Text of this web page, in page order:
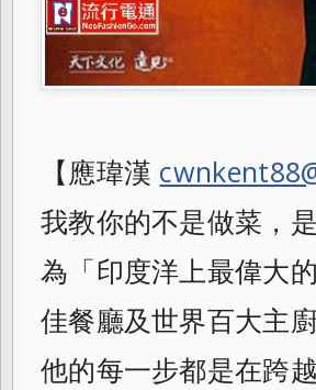
【應瑋漢
我教你的不是做菜，
為「印度洋上最偉大
佳餐廳及世界百大主
他的每一步都是在跨